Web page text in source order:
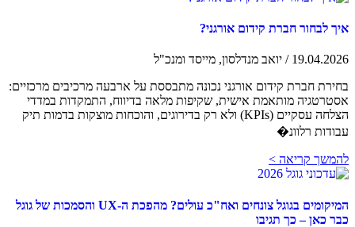
איך לבחור חברת קידום אורגני?
19.04.2026 / יואב מנדלסון, מייסד ומנכ"ל
בחירת חברת קידום אורגני נכונה מתבססת על ארבעה מרכיבים מרכזיים:
אסטרטגיה מותאמת אישית, שקיפות מלאה בדיווח, התמקדות במדדי
הצלחה עסקיים (KPIs) ולא רק בדירוגים, והוכחות מוצקות בדמות תיק
עבודות רלוונ�
להמשך קריאה >
המיקומים בגוגל צונחים ואח"כ עולים? מהפכת ה-UX והסמכות של גוגל
כבר כאן – כך תגיבו